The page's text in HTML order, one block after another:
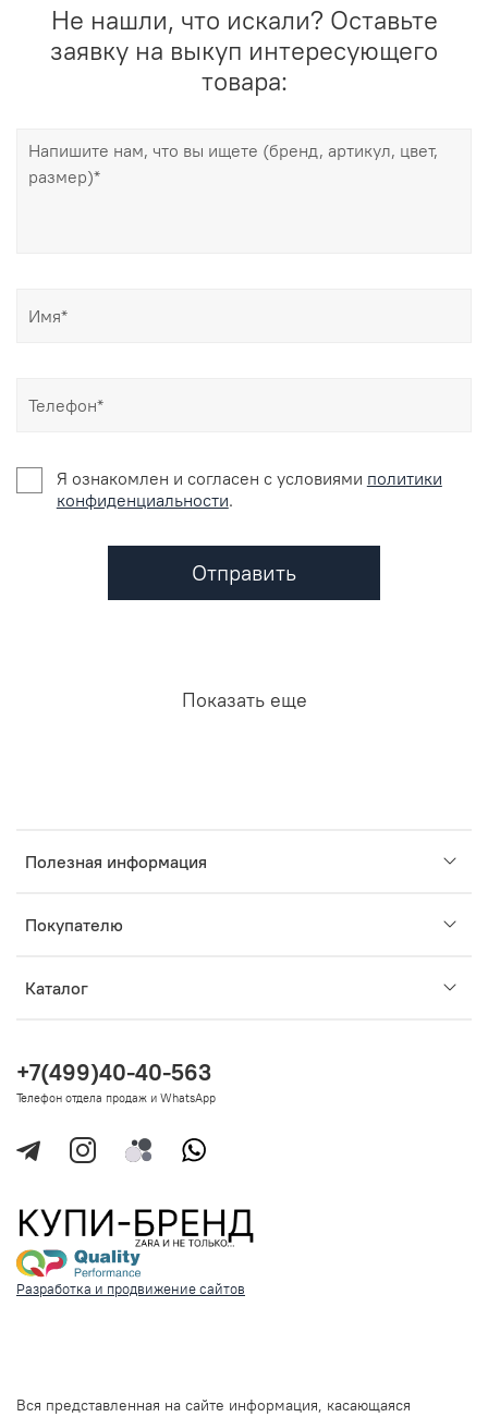
Не нашли, что искали? Оставьте
заявку на выкуп интересующего
товара:
Я ознакомлен и согласен c условиями политики
конфиденциальности.
Отправить
Показать еще
Полезная информация
Покупателю
Каталог
+7(499)40-40-563
Телефон отдела продаж и WhatsApp
Разработка и продвижение сайтов
Вся представленная на сайте информация, касающаяся